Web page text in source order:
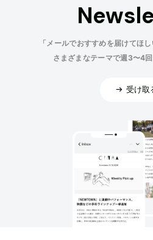
「メールでおすすめを届けてほ
さまざまなテーマで週3〜4回
受け取